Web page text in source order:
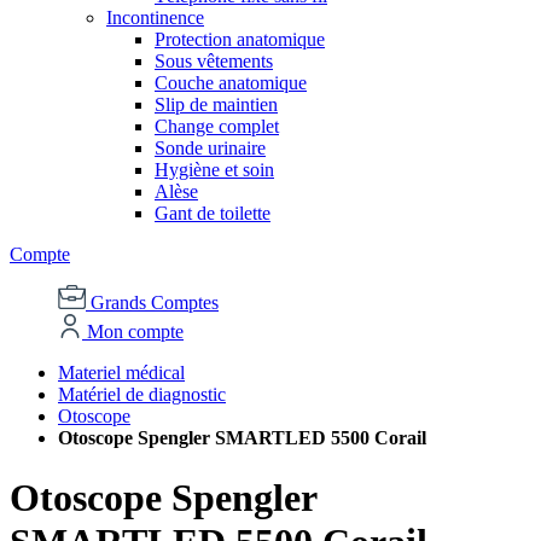
Incontinence
Protection anatomique
Sous vêtements
Couche anatomique
Slip de maintien
Change complet
Sonde urinaire
Hygiène et soin
Alèse
Gant de toilette
Compte
Grands Comptes
Mon compte
Materiel médical
Matériel de diagnostic
Otoscope
Otoscope Spengler SMARTLED 5500 Corail
Otoscope Spengler